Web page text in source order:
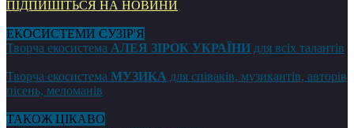
ПІДПИШІТЬСЯ НА НОВИНИ
ЕКОСИСТЕМИ СУЗІР'Я
Творча екосистема АЛЕЯ ЗІРОК УКРАЇНИ для всіх талантів
Творча екосистема МУЗИКА для співаків, музикантів, авторів
пісень, меломанів
ТАКОЖ ЦІКАВО